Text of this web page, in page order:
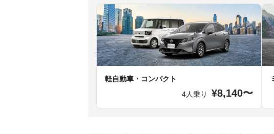
軽自動車・コンパクト
4人乗り
¥8,140〜